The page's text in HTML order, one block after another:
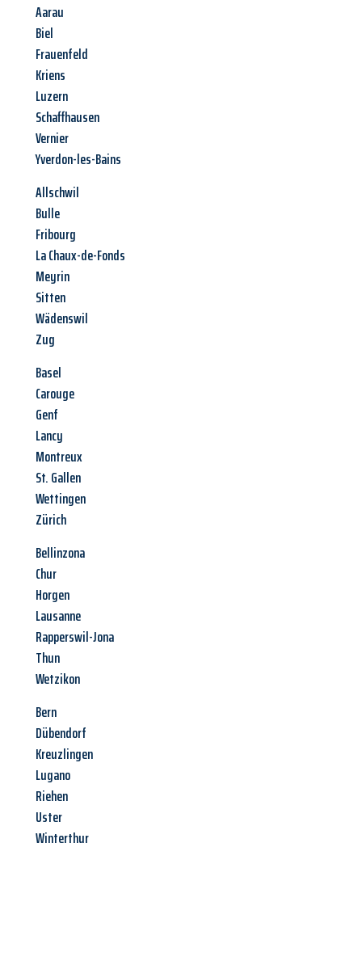
Aarau
Biel
Frauenfeld
Kriens
Luzern
Schaffhausen
Vernier
Yverdon-les-Bains
Allschwil
Bulle
Fribourg
La Chaux-de-Fonds
Meyrin
Sitten
Wädenswil
Zug
Basel
Carouge
Genf
Lancy
Montreux
St. Gallen
Wettingen
Zürich
Bellinzona
Chur
Horgen
Lausanne
Rapperswil-Jona
Thun
Wetzikon
Bern
Dübendorf
Kreuzlingen
Lugano
Riehen
Uster
Winterthur